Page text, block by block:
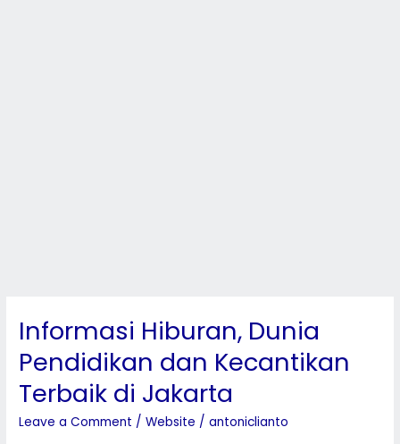
Informasi Hiburan, Dunia
Pendidikan dan Kecantikan
Terbaik di Jakarta
Leave a Comment /Website /antoniclianto
Informasi
Dunia
Pendidikan
dan